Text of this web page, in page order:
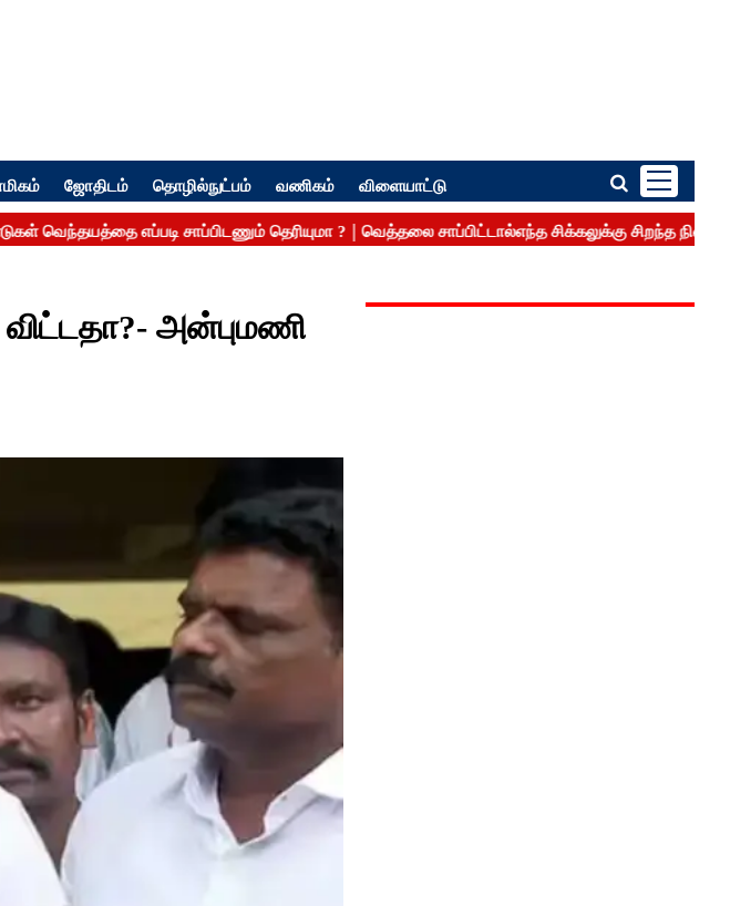
ஜோதிடம் தொழில்நுட்பம் வணிகம் விளையாட்டு
அன்புமணி